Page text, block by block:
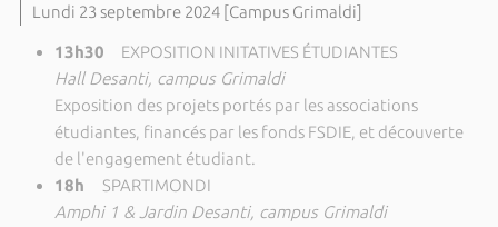
Lundi 23 septembre 2024 [Campus Grimaldi]
13h30
EXPOSITION INITATIVES ÉTUDIANTES
Hall Desanti, campus Grimaldi
Exposition des projets portés par les associations
étudiantes, financés par les fonds FSDIE, et découverte
de l'engagement étudiant.
18h SPARTIMONDI
Amphi 1 & Jardin Desanti, campus Grimaldi